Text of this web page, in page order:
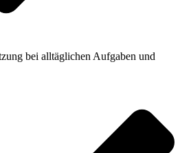
bei alltäglichen Aufgaben und